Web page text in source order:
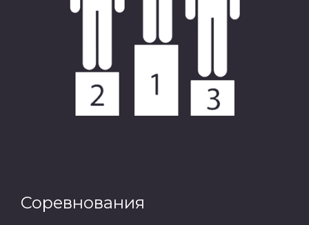
Соревнования